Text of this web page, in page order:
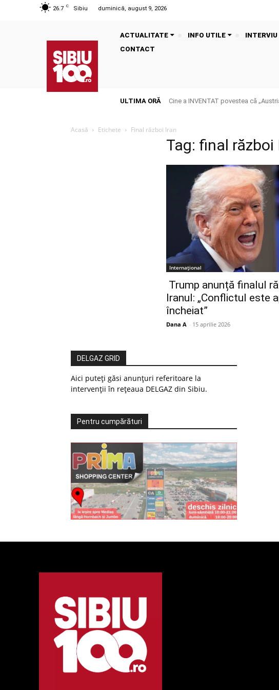
26.7 C Sibiu duminică, august 9, 2026
ACTUALITATE INFO UTILE INTERVIU
CONTACT
ULTIMA ORĂ Cine a INVENTAT povestea că
Acasă Etichete Final război Iran
Tag: final război
Internațional
Trump anunță finalul
Iranul: „Conflictul este
încheiat”
Dana A - 15 aprilie 2026
DELGAZ GRID
Aici puteți găsi anunțuri referitoare la
intervenții în rețeaua DELGAZ din Sibiu.
Pentru cumpărături